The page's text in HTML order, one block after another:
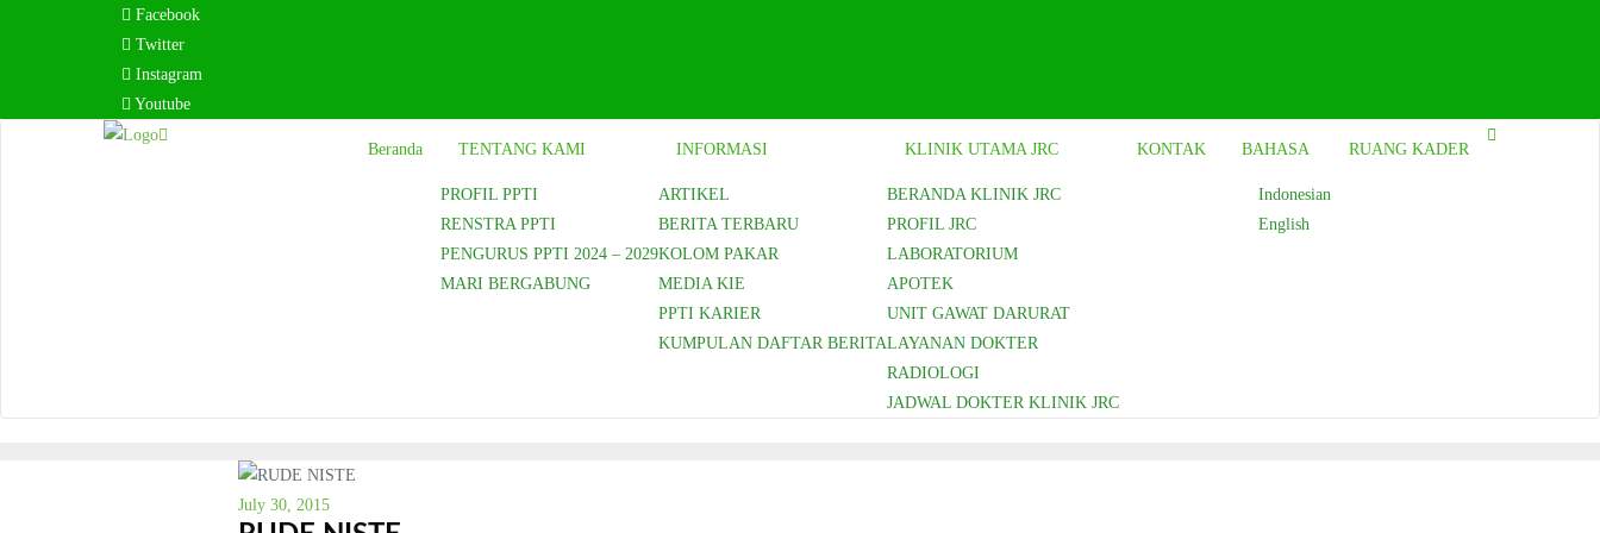
Facebook
Twitter
Instagram
Youtube
Beranda TENTANG KAMI
PROFIL PPTI
RENSTRA PPTI
PENGURUS PPTI 2024 – 2029
MARI BERGABUNG
INFORMASI
ARTIKEL
BERITA TERBARU
KOLOM PAKAR
MEDIA KIE
PPTI KARIER
KUMPULAN DAFTAR BERITA
KLINIK UTAMA JRC
BERANDA KLINIK JRC
PROFIL JRC
LABORATORIUM
APOTEK
UNIT GAWAT DARURAT
LAYANAN DOKTER
RADIOLOGI
JADWAL DOKTER KLINIK JRC
KONTAK BAHASA
Indonesian
English
RUANG KADER
July 30, 2015